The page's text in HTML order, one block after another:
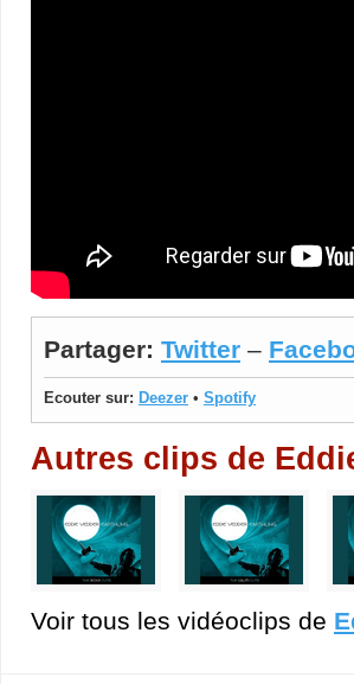
Partager: Twitter –
Ecouter sur: Deezer • Spotify
Autres clips de
Voir tous les vidéoclips de